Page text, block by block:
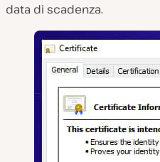
data di scadenza.